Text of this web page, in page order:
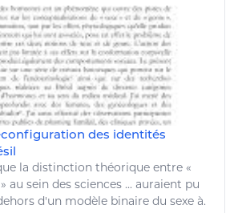
des identités
la distinction théorique entre «
au sein des sciences ... auraient pu
d'un modèle binaire du sexe à.